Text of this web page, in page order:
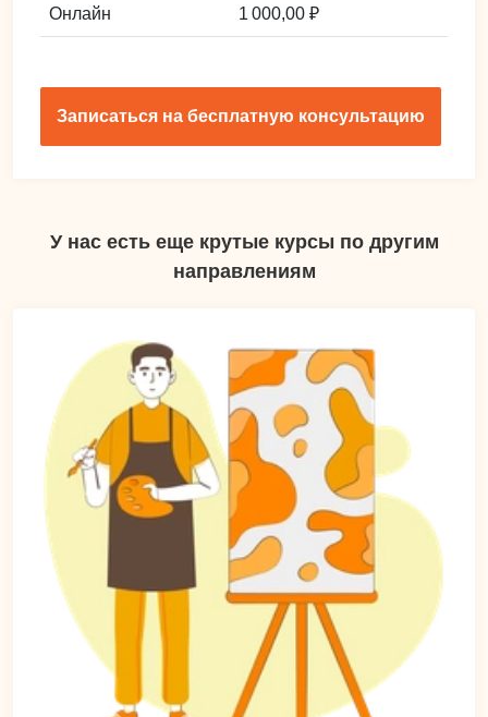
Онлайн 1 000,00 ₽
Записаться на бесплатную консультацию
У нас есть еще крутые курсы по другим
направлениям